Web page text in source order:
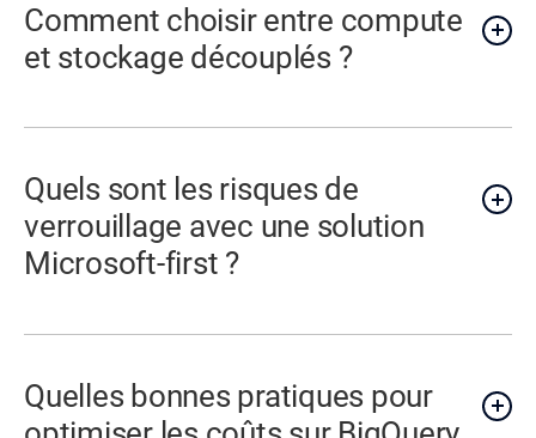
Comment choisir entre compute
et stockage découplés ?
Quels sont les risques de
verrouillage avec une solution
Microsoft-first ?
Quelles bonnes pratiques pour